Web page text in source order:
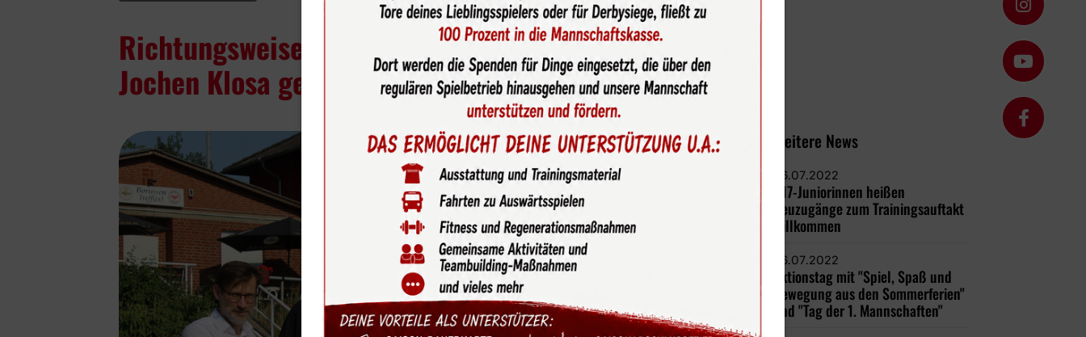
Richtungsweisender Schritt für den Verein:
Jochen Klosa geht in die Hauptamtlichkeit
Weitere News
26.07.2022
U17-Juniorinnen heißen
Neuzugänge zum Trainingsauftakt
willkommen
26.07.2022
Aktionstag mit "Spiel, Spaß und
Bewegung aus den Sommerferien"
und "Tag der 1. Mannschaften"